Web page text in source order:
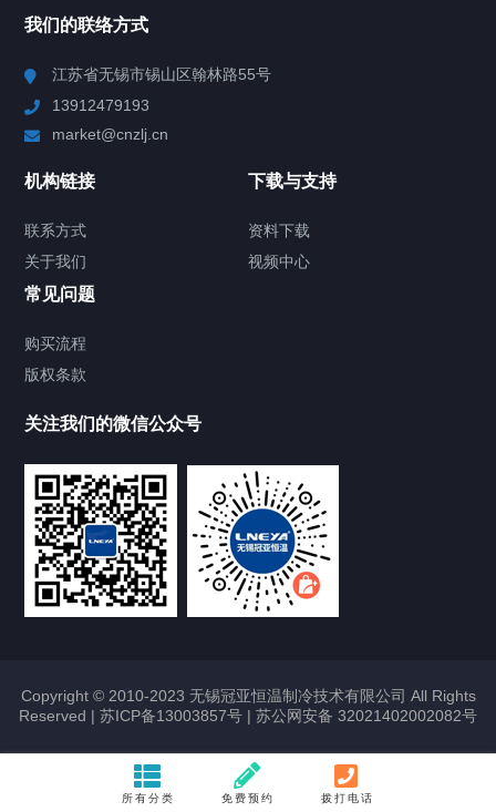
Chiller高精度制冷循环器
TCU温度控制单元
Chiller气体控温系统
Chamber试验箱
FREEZER低温箱
VOCs冷凝回收装置
我们的联络方式
江苏省无锡市锡山区翰林路55号
13912479193
market@cnzlj.cn
机构链接
联系方式
关于我们
下载与支持
资料下载
视频中心
常见问题
购买流程
版权条款
关注我们的微信公众号
Copyright © 2010-2023 无锡冠亚恒温制冷技术有限公司 All Rights
Reserved | 苏ICP备13003857号 | 苏公网安备 32021402002082号
所有分类 免费预约 拨打电话